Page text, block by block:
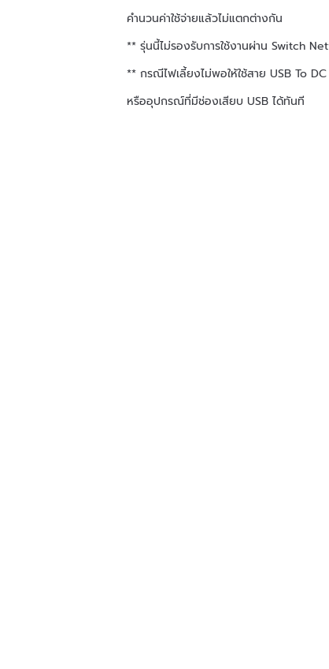
คำนวนค่าใช้จ่ายแล้วไม่แตกต่างกัน
** รุ่นนี้ไม่รองรับการใช้งานผ่าน Switch
** กรณีไฟเลี้ยงไม่พอให้ใช้สาย USB To
หรืออุปกรณ์ที่มีช่องเสียบ USB ได้ทันที